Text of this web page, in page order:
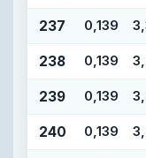
237 0,139
238 0,139
239 0,139
240 0,139